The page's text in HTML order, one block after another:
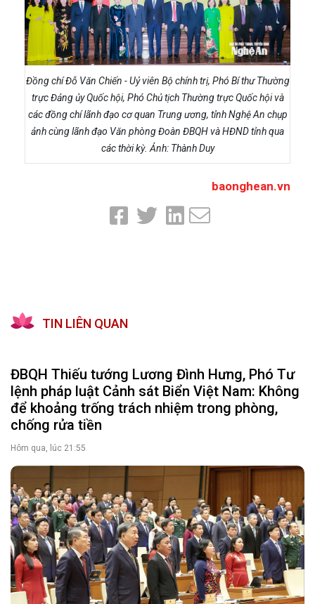
Đồng chí Đỗ Văn Chiến - Uỷ viên Bộ chính trị, Phó Bí thư Thường
trực Đảng ủy Quốc hội, Phó Chủ tịch Thường trực Quốc hội và
các đồng chí lãnh đạo cơ quan Trung ương, tỉnh Nghệ An chụp
ảnh cùng lãnh đạo Văn phòng Đoàn ĐBQH và HĐND tỉnh qua
các thời kỳ. Ảnh: Thành Duy
baonghean.vn
TIN LIÊN QUAN
ĐBQH Thiếu tướng Lương Đình Hưng, Phó Tư
lệnh pháp luật Cảnh sát Biển Việt Nam: Không
để khoảng trống trách nhiệm trong phòng,
chống rửa tiền
Hôm qua, lúc 21:55